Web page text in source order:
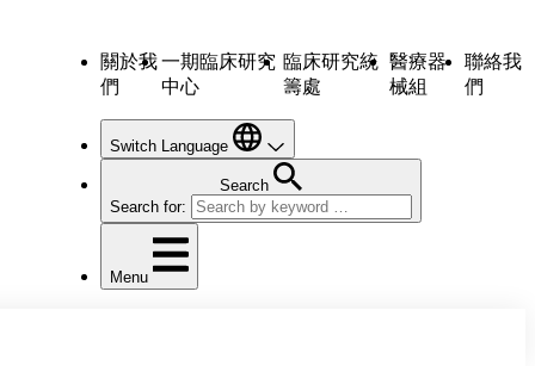
關於我
們
一期臨床研究
中心
臨床研究統
籌處
醫療器
械組
聯絡我
們
Switch Language
Search
Search for:
Menu